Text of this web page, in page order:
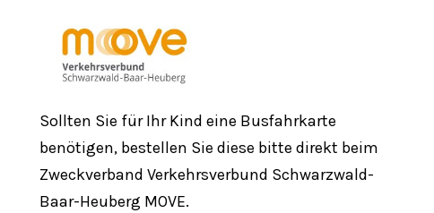
Sollten Sie für Ihr Kind eine Busfahrkarte
benötigen, bestellen Sie diese bitte direkt beim
Zweckverband Verkehrsverbund Schwarzwald-
Baar-Heuberg MOVE.